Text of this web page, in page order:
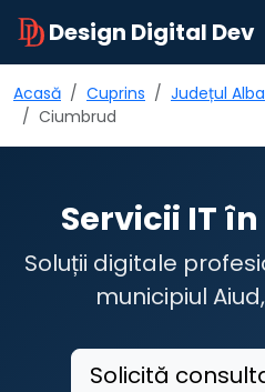
Design Digital Dev
Acasă Cuprins Județul Alba
Ciumbrud
Servicii IT
Soluții digitale
municipiul
Solicită